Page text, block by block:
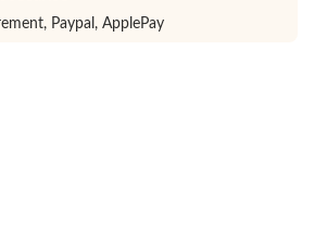
Paypal, ApplePay